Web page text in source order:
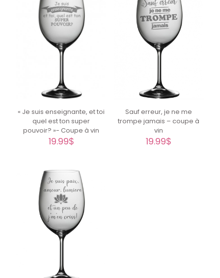
« Je suis enseignante, et toi
quel est ton super
pouvoir? »- Coupe à vin
19.99$
Sauf erreur, je ne me
trompe jamais – coupe à
vin
19.99$